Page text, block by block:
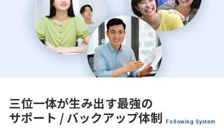
三位一体が生み出す最強の
サポート / バックアップ体制
Following System